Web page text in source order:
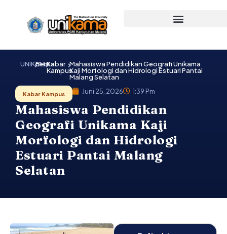
UNIKAMA
BeritaKabar
Kampus
Mahasiswa Pendidikan Geografi Unikama
Kaji Morfologi dan Hidrologi Estuari Pantai
Malang Selatan
Kabar Kampus Juni 25, 2026 1:39 Pm
Mahasiswa Pendidikan
Geografi Unikama Kaji
Morfologi dan Hidrologi
Estuari Pantai Malang
Selatan